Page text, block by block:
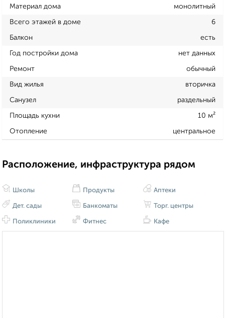
Материал дома монолитный
Всего этажей в доме 6
Балкон есть
Год постройки дома нет данных
Ремонт обычный
Вид жилья вторичка
Санузел раздельный
Площадь кухни 10 м²
Отопление центральное
Расположение, инфраструктура рядом
Школы
Дет. сады
Поликлиники
Продукты
Банкоматы
Фитнес
Аптеки
Торг. центры
Кафе